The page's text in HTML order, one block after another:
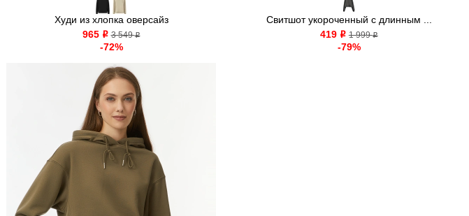
Худи из хлопка оверсайз
965 o 3 549o
-72%
Свитшот укороченный c длинным ...
419 o 1 999o
-79%